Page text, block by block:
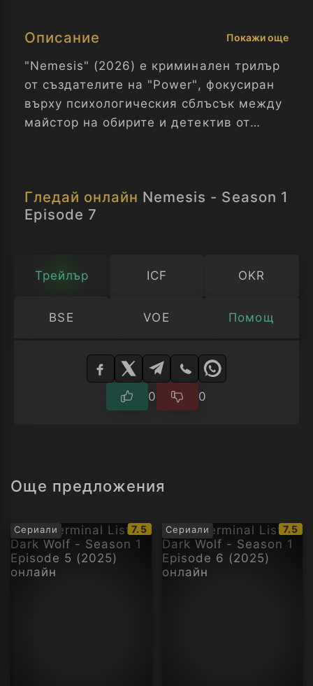
Описание Покажи още
"Nemesis" (2026) е криминален трилър
от създателите на "Power", фокусиран
върху психологическия сблъсък между
майстор на обирите и детектив от
динамики и личните съперничества,
водещи до висок залог.
Гледай онлайн Nemesis - Season 1
Episode 7
Трейлър ICF OKR
BSE VOE Помощ
Изберете
0 0
Още предложения
Сериали
IMDb
рейтинг:
7.5 Сериали
IMDb
7.5